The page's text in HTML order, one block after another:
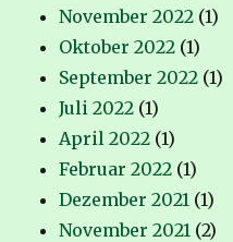
November 2022 (1)
Oktober 2022 (1)
September 2022 (1)
Juli 2022 (1)
April 2022 (1)
Februar 2022 (1)
Dezember 2021 (1)
November 2021 (2)